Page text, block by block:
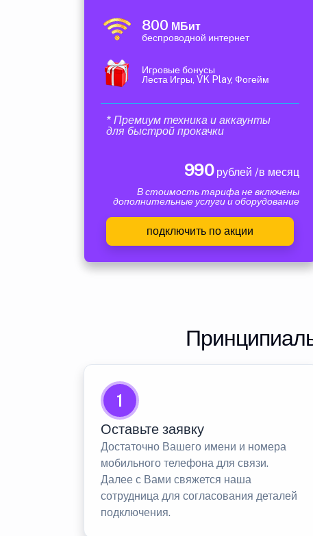
800 МБит
беспроводной интернет
Игровые бонусы
Леста Игры, VK Play, Фогейм
* Премиум техника и аккаунты
для быстрой прокачки
990рублей /в месяц
В стоимость тарифа не включены
дополнительные услуги и оборудование
подключить по акции
1
Оставьте заявку
Достаточно Вашего имени и номера
мобильного телефона для связи.
Далее с Вами свяжется наша
сотрудница для согласования деталей
подключения.